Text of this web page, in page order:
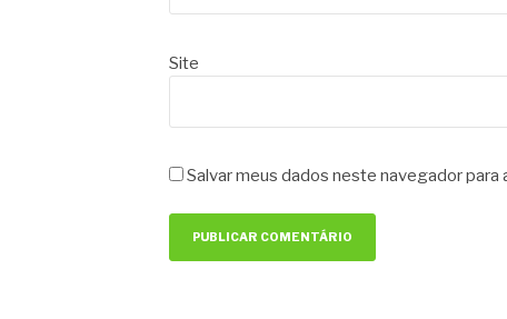
Site
Salvar meus dados neste navegador para